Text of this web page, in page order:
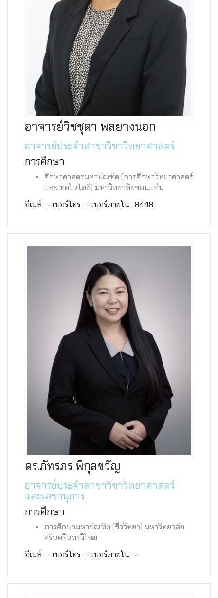
อาจารย์วิชชุดา พลยางนอก
อาจารย์ประจำสาขาวิชาวิทยาศาสตร์
การศึกษา
ศึกษาศาสตรมหาบัณฑิต (การศึกษาวิทยาศาสตร์
และเทคโนโลยี) มหาวิทยาลัยขอนแก่น
อีเมล์ : - เบอร์โทร : - เบอร์ภายใน : 8448
ดร.ภัทรภร พิกุลขวัญ
อาจารย์ประจำสาขาวิชาวิทยาศาสตร์
และเลขานุการ
การศึกษา
การศึกษามหาบัณฑิต (ชีววิทยา) มหาวิทยาลัย
ศรีนครินทรวิโรฒ
อีเมล์ : - เบอร์โทร : - เบอร์ภายใน : -